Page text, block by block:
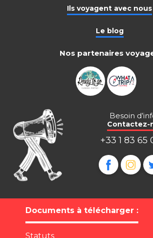
Ils voyagent avec nous
Le blog
Nos partenaires
Besoin
Contactez-
+33 1 83 65
Documents à télécharger :
Statuts